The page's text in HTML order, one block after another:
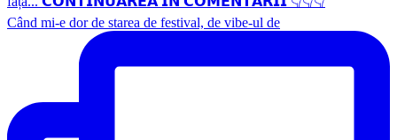
Când mi-e dor de starea de festival, de vibe-ul de